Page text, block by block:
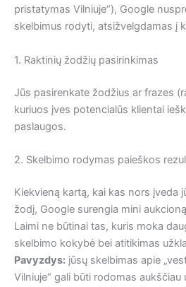
pristatymas Vilniuje“), Google
skelbimus rodyti, atsižvelgdamas į
1. Raktinių žodžių pasirinkimas
Jūs pasirenkate žodžius ar frazes
kuriuos įves potencialūs klientai
paslaugos.
2. Skelbimo rodymas paieškos
Kiekvieną kartą, kai kas nors įveda
žodį, Google surengia mini
Laimi ne būtinai tas, kuris moka
skelbimo kokybė bei atitikimas
Pavyzdys: jūsų skelbimas apie
Vilniuje“ gali būti rodomas